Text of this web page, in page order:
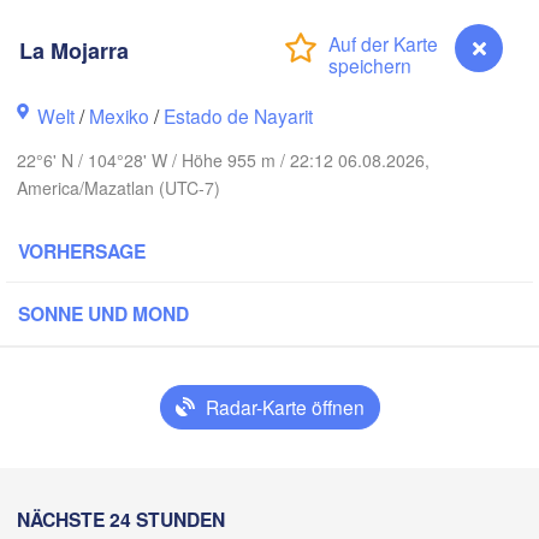
La Mojarra
Welt/Mexiko /Estado de Nayarit
22°6' N / 104°28' W / Höhe 955 m / 22:12 06.08.2026,
America/Mazatlan (UTC-7)
VORHERSAGE
SONNE UND MOND
Radar-Karte öffnen
NÄCHSTE 24 STUNDEN
Chihuahua
Durango
Mochis
MEXIKO
La Mojarra